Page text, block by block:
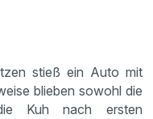
stieß ein Auto mit
blieben sowohl die
Kuh nach ersten